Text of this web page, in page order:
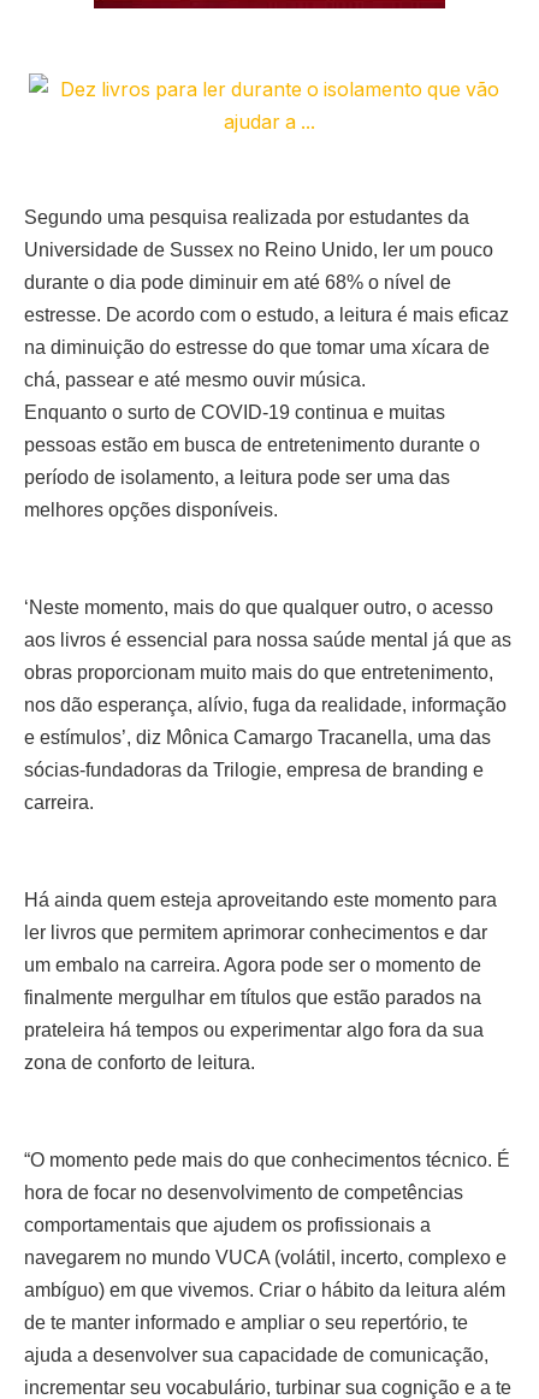
Segundo uma pesquisa realizada por estudantes da
Universidade de Sussex no Reino Unido, ler um pouco
durante o dia pode diminuir em até 68% o nível de
estresse. De acordo com o estudo, a leitura é mais eficaz
na diminuição do estresse do que tomar uma xícara de
chá, passear e até mesmo ouvir música.
Enquanto o surto de COVID-19 continua e muitas
pessoas estão em busca de entretenimento durante o
período de isolamento, a leitura pode ser uma das
melhores opções disponíveis.
‘Neste momento, mais do que qualquer outro, o acesso
aos livros é essencial para nossa saúde mental já que as
obras proporcionam muito mais do que entretenimento,
nos dão esperança, alívio, fuga da realidade, informação
e estímulos’, diz Mônica Camargo Tracanella, uma das
sócias-fundadoras da Trilogie, empresa de branding e
carreira.
Há ainda quem esteja aproveitando este momento para
ler livros que permitem aprimorar conhecimentos e dar
um embalo na carreira. Agora pode ser o momento de
finalmente mergulhar em títulos que estão parados na
prateleira há tempos ou experimentar algo fora da sua
zona de conforto de leitura.
“O momento pede mais do que conhecimentos técnico. É
hora de focar no desenvolvimento de competências
comportamentais que ajudem os profissionais a
navegarem no mundo VUCA (volátil, incerto, complexo e
ambíguo) em que vivemos. Criar o hábito da leitura além
de te manter informado e ampliar o seu repertório, te
ajuda a desenvolver sua capacidade de comunicação,
incrementar seu vocabulário, turbinar sua cognição e a te